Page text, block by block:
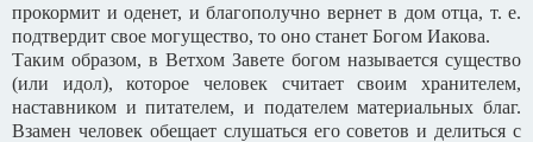
прокормит и оденет, и благополучно вернет в дом отца, т. е.
подтвердит свое могущество, то оно станет Богом Иакова.
Таким образом, в Ветхом Завете богом называется существо
(или идол), которое человек считает своим хранителем,
наставником и питателем, и подателем материальных благ.
Взамен человек обещает слушаться его советов и делиться с